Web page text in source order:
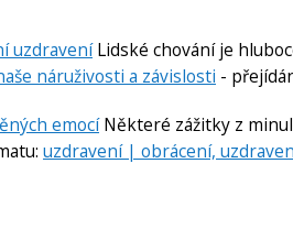
uzdraveníLidské chování je
náruživosti a závislosti -
emocíNěkteré zážitky z
uzdravení | obrácení,